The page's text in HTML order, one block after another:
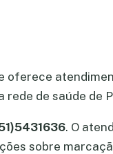
oferece
rede de saúde de
. O
sobre